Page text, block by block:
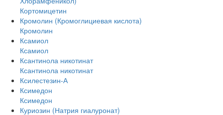
Кортомицетин
Кромолин (Кромоглициевая кислота)
Кромолин
Ксамиол
Ксамиол
Ксантинола никотинат
Ксантинола никотинат
Ксилестезин-А
Ксимедон
Ксимедон
Куриозин (Натрия гиалуронат)